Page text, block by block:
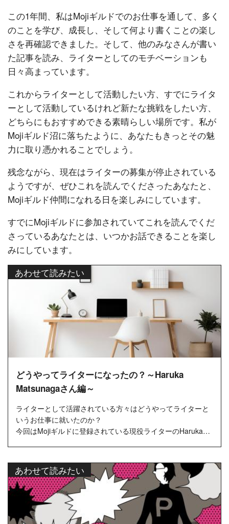
この1年間、私はMojiギルドでのお仕事を通して、多く
のことを学び、成長し、そして何より書くことの楽し
さを再確認できました。そして、他のみなさんが書い
た記事を読み、ライターとしてのモチベーションも
日々高まっています。
これからライターとして活動したい方、すでにライタ
ーとして活動しているけれど新たな挑戦をしたい方、
どちらにもおすすめできる素晴らしい場所です。私が
Mojiギルド沼に落ちたように、あなたもきっとその魅
力に取り憑かれることでしょう。
残念ながら、現在はライターの募集が停止されている
ようですが、ぜひこれを読んでくださったあなたと、
Mojiギルド仲間になれる日を楽しみにしています。
すでにMojiギルドに参加されていてこれを読んでくだ
さっているあなたとは、いつかお話できることを楽し
みにしています。
あわせて読みたい
どうやってライターになったの？～Haruka
Matsunagaさん編～
ライターとして活躍されている方々はどうやってライターと
いうお仕事に就いたのか？
今回はMojiギルドに登録されている現役ライターのHaruka
あわせて読みたい